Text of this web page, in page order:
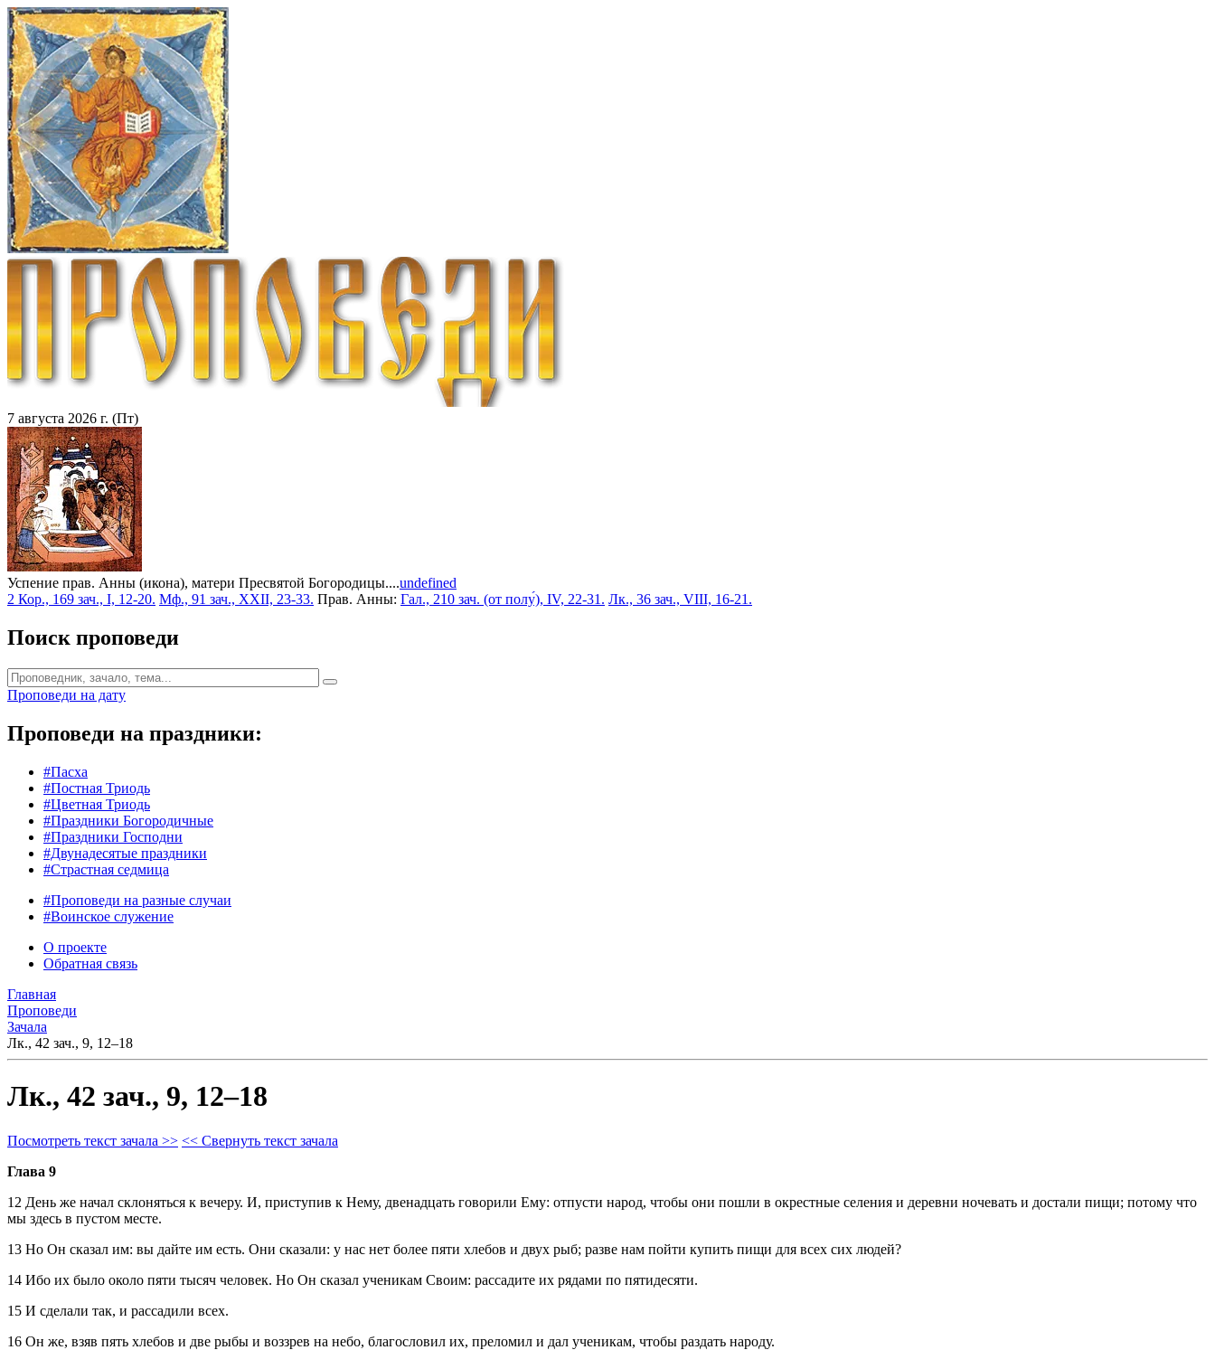
7 августа 2026 г. (Пт)
Успение прав. Анны (икона), матери Пресвятой Богородицы....undefined
2 Кор., 169 зач., I, 12-20. Мф., 91 зач., XXII, 23-33. Прав. Анны: Гал., 210 зач. (от полу́), IV, 22-31. Лк., 36 зач., VIII, 16-21.
Поиск проповеди
Проповеди на дату
Проповеди на праздники:
#Пасха
#Постная Триодь
#Цветная Триодь
#Праздники Богородичные
#Праздники Господни
#Двунадесятые праздники
#Страстная седмица
#Проповеди на разные случаи
#Воинское служение
О проекте
Обратная связь
Главная
Проповеди
Зачала
Лк., 42 зач., 9, 12–18
Лк., 42 зач., 9, 12–18
Посмотреть текст зачала >> << Свернуть текст зачала
Глава 9
12 День же начал склоняться к вечеру. И, приступив к Нему, двенадцать говорили Ему: отпусти народ, чтобы они пошли в окрестные селения и деревни ночевать и достали пищи; потому что
мы здесь в пустом месте.
13 Но Он сказал им: вы дайте им есть. Они сказали: у нас нет более пяти хлебов и двух рыб; разве нам пойти купить пищи для всех сих людей?
14 Ибо их было около пяти тысяч человек. Но Он сказал ученикам Своим: рассадите их рядами по пятидесяти.
15 И сделали так, и рассадили всех.
16 Он же, взяв пять хлебов и две рыбы и воззрев на небо, благословил их, преломил и дал ученикам, чтобы раздать народу.